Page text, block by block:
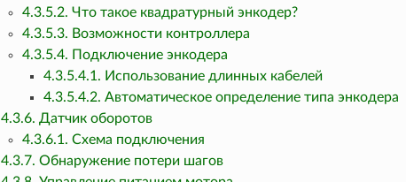
4.3.5.2. Что такое квадратурный энкодер?
4.3.5.3. Возможности контроллера
4.3.5.4. Подключение энкодера
4.3.5.4.1. Использование длинных кабелей
4.3.5.4.2. Автоматическое определение типа энкодера
4.3.6. Датчик оборотов
4.3.6.1. Схема подключения
4.3.7. Обнаружение потери шагов